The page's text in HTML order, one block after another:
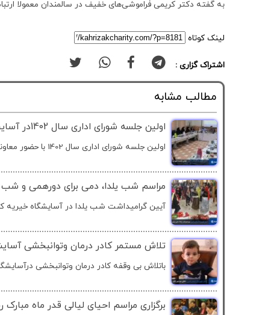
به گفته دکتر کریمی فراموشی‌های خفیف در سالمندان معمولا
لینک کوتاه
اشتراک گزاری :
مطالب مشابه
اولین جلسه شورای اداری سال 1402در آسایشگاه خیریه کهریزک استان البرز
اولین جلسه شورای اداری سال 1402 با حضور معاونین، مدیران،...
مراسم شب یلدا، دمی برای دورهمی و شب
آیین گرامیداشت شب یلدا در آسایشگاه خیریه
تلاش مستمر کادر درمان وتوانبخشی
باتلاش بی وقفه کادر درمان وتوانبخشی
برگزاری مراسم احیای لیالی قدر ماه